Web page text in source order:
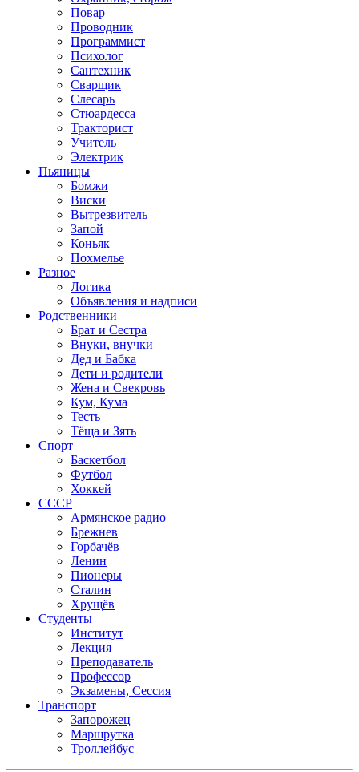
Повар
Проводник
Программист
Психолог
Сантехник
Сварщик
Слесарь
Стюардесса
Тракторист
Учитель
Электрик
Пьяницы
Бомжи
Виски
Вытрезвитель
Запой
Коньяк
Похмелье
Разное
Логика
Объявления и надписи
Родственники
Брат и Сестра
Внуки, внучки
Дед и Бабка
Дети и родители
Жена и Свекровь
Кум, Кума
Тесть
Тёща и Зять
Спорт
Баскетбол
Футбол
Хоккей
СССР
Армянское радио
Брежнев
Горбачёв
Ленин
Пионеры
Сталин
Хрущёв
Студенты
Институт
Лекция
Преподаватель
Профессор
Экзамены, Сессия
Транспорт
Запорожец
Маршрутка
Троллейбус